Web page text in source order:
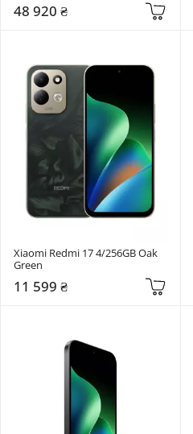
48 920 ₴
Xiaomi Redmi 17 4/256GB Oak
Green
11 599 ₴